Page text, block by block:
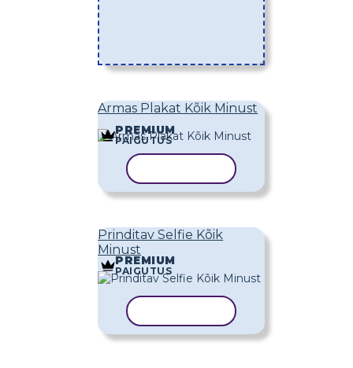
Armas Plakat Kõik Minust
PREMIUM
PAIGUTUS
Prinditav Selfie Kõik
Minust
PREMIUM
PAIGUTUS